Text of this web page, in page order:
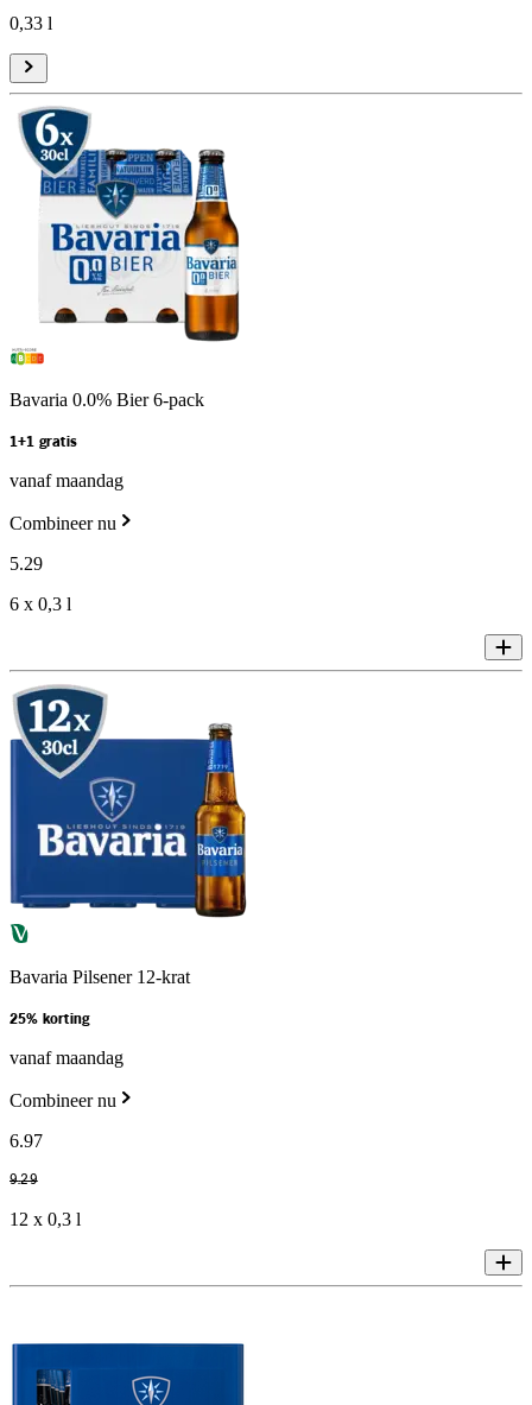
0,33 l
Bavaria 0.0% Bier 6-pack
1+1 gratis
vanaf maandag
Combineer nu
5.29
6 x 0,3 l
Bavaria Pilsener 12-krat
25% korting
vanaf maandag
Combineer nu
6.97
9.29
12 x 0,3 l